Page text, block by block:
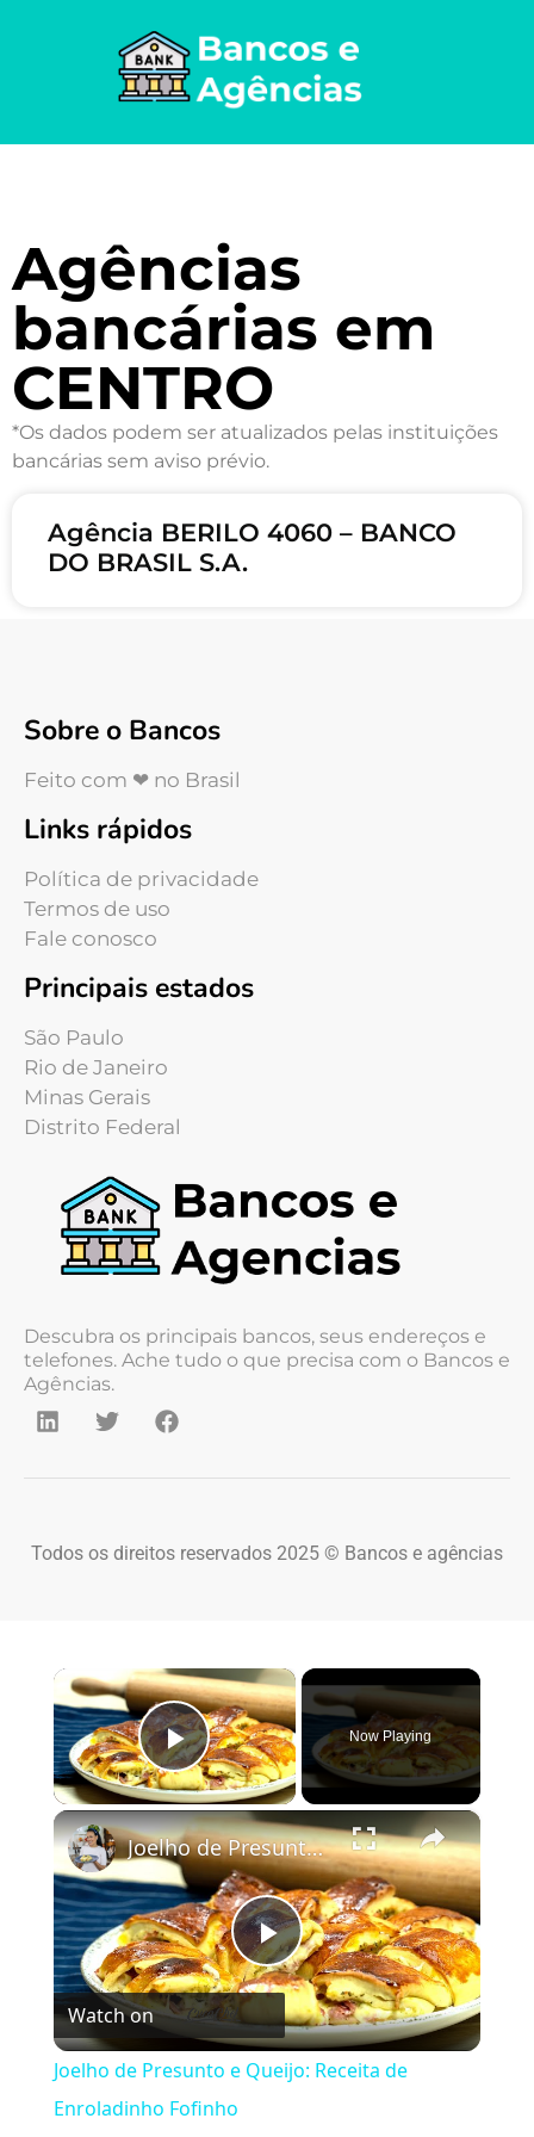
Agências
bancárias em
CENTRO
*Os dados podem ser atualizados pelas instituições
bancárias sem aviso prévio.
Agência BERILO 4060 – BANCO
DO BRASIL S.A.
Sobre o Bancos
Feito com ❤ no Brasil
Links rápidos
Política de privacidade
Termos de uso
Fale conosco
Principais estados
São Paulo
Rio de Janeiro
Minas Gerais
Distrito Federal
Descubra os principais bancos, seus endereços e
telefones. Ache tudo o que precisa com o Bancos e
Agências.
Todos os direitos reservados 2025 © Bancos e agências
×
Play Video
Now Playing
×
Play Video
Joelho de Presunto e Queijo: Receita de Enroladinho Fofinho
Watch on
Joelho de Presunto e Queijo: Receita de
Enroladinho Fofinho